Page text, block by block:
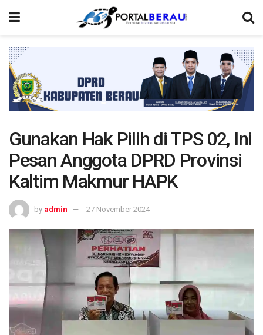
Gunakan Hak Pilih di TPS 02, Ini
Pesan Anggota DPRD Provinsi
Kaltim Makmur HAPK
by admin 27 November 2024